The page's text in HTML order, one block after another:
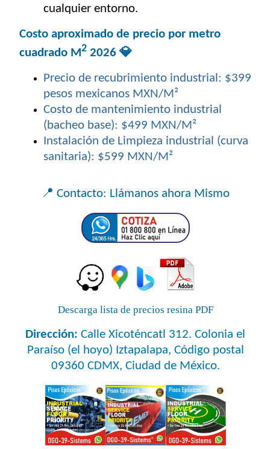
cualquier entorno.
Costo aproximado de precio por metro
cuadrado M2 2026 💎
Precio de recubrimiento industrial: $399
pesos mexicanos MXN/M²
Costo de mantenimiento industrial
(bacheo base): $499 MXN/M²
Instalación de Limpieza industrial (curva
sanitaria): $599 MXN/M²
📍 Contacto: Llámanos ahora Mismo
Descarga lista de precios resina PDF
Dirección: Calle Xicoténcatl 312. Colonia el
Paraíso (el hoyo) Iztapalapa, Código postal
09360 CDMX, Ciudad de México.